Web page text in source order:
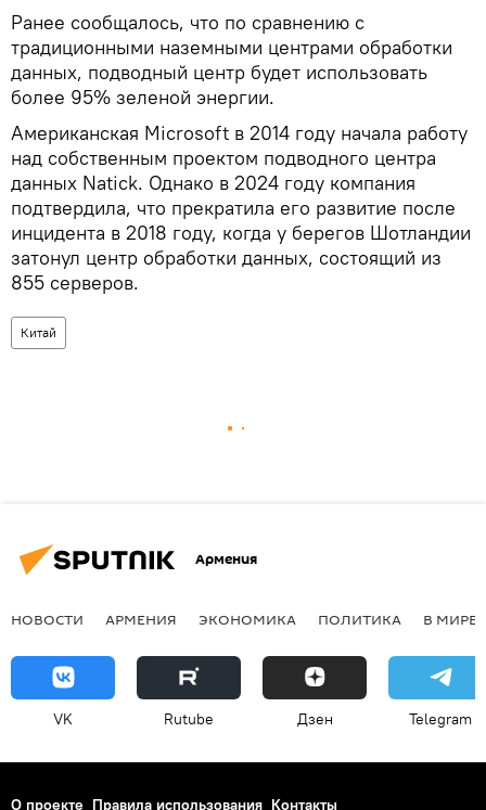
Ранее сообщалось, что по сравнению с
традиционными наземными центрами обработки
данных, подводный центр будет использовать
более 95% зеленой энергии.
Американская Microsoft в 2014 году начала работу
над собственным проектом подводного центра
данных Natick. Однако в 2024 году компания
подтвердила, что прекратила его развитие после
инцидента в 2018 году, когда у берегов Шотландии
затонул центр обработки данных, состоящий из
855 серверов.
Китай
Армения
НОВОСТИ АРМЕНИЯ ЭКОНОМИКА ПОЛИТИКА В МИРЕ
VK Rutube Дзен Telegram
О проекте Правила использования Контакты